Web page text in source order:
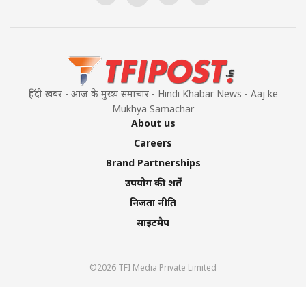
हिंदी खबर - आज के मुख्य समाचार - Hindi Khabar News - Aaj ke
Mukhya Samachar
About us
Careers
Brand Partnerships
उपयोग की शर्तें
निजता नीति
साइटमैप
©2026 TFI Media Private Limited